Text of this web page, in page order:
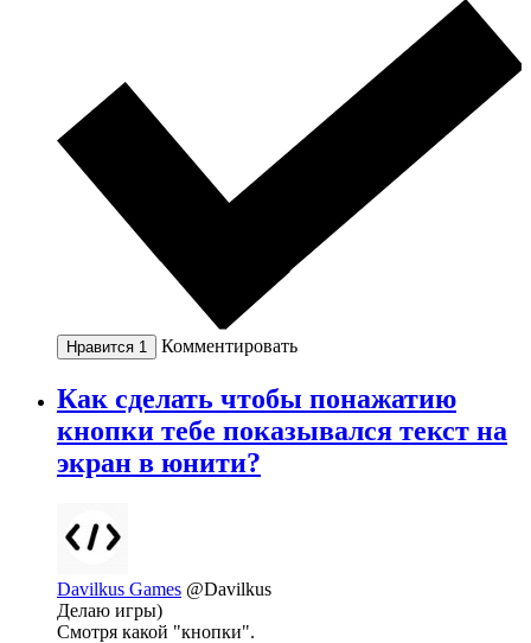
Нравится 1 Комментировать
Как сделать чтобы понажатию
кнопки тебе показывался текст на
экран в юнити?
Davilkus Games @Davilkus
Делаю игры)
Смотря какой "кнопки".